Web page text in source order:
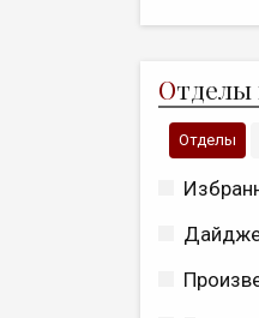
Отделы
Отделы